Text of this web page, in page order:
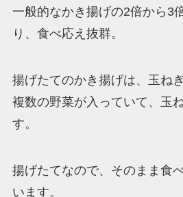
一般的なかき揚げの2倍から3
り、食べ応え抜群。
揚げたてのかき揚げは、玉ね
複数の野菜が入っていて、玉
す。
揚げたてなので、そのまま食
います。